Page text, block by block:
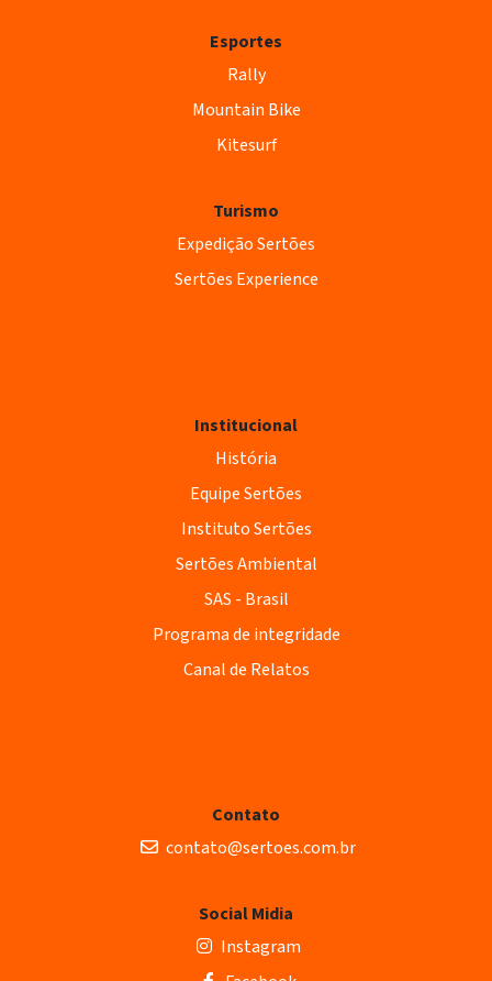
Esportes
Rally
Mountain Bike
Kitesurf
Turismo
Expedição Sertões
Sertões Experience
Institucional
História
Equipe Sertões
Instituto Sertões
Sertões Ambiental
SAS - Brasil
Programa de integridade
Canal de Relatos
Contato
contato@sertoes.com.br
Social Midia
Instagram